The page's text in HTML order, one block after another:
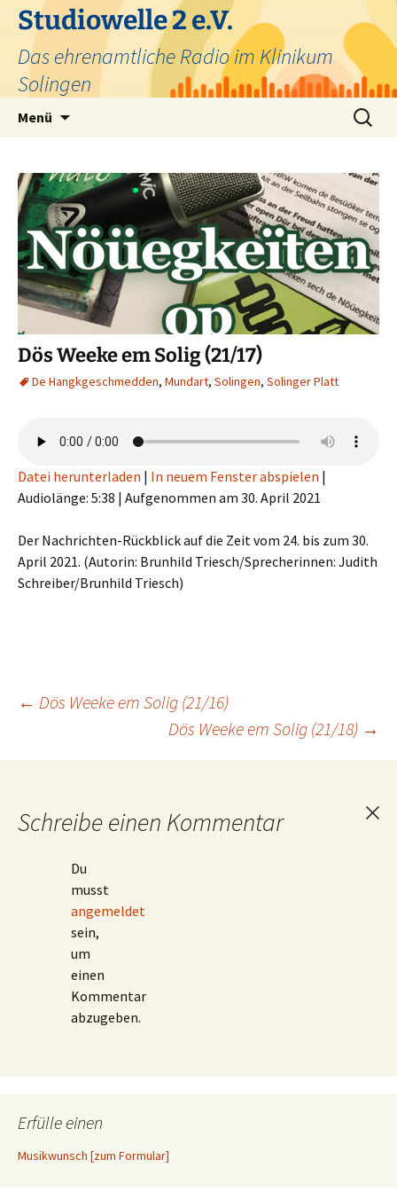
Zum
Inhalt
springen
Studiowelle 2 e.V.
Das ehrenamtliche Radio im Klinikum
Solingen
Menü
Suchen
nach:
Dös Weeke em Solig (21/17)
De Hangkgeschmedden, Mundart, Solingen, Solinger Platt
Datei herunterladen | In neuem Fenster abspielen |
Audiolänge: 5:38 | Aufgenommen am 30. April 2021
Der Nachrichten-Rückblick auf die Zeit vom 24. bis zum 30.
April 2021. (Autorin: Brunhild Triesch/Sprecherinnen: Judith
Schreiber/Brunhild Triesch)
Beitragsnavigation
← Dös Weeke em Solig (21/16)
Dös Weeke em Solig (21/18) →
Schreibe einen Kommentar
Du
musst
angemeldet
sein,
um
einen
Kommentar
abzugeben.
Erfülle einen
Musikwunsch [zum Formular]